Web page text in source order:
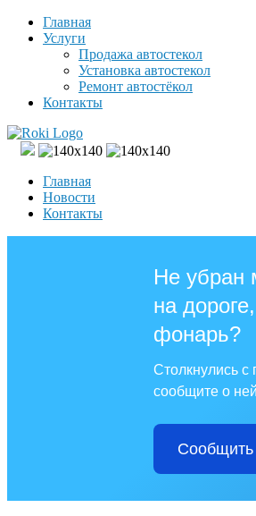
Главная
Услуги
Продажа автостекол
Установка автостекол
Ремонт автостёкол
Контакты
Главная
Новости
Контакты
Не убран
на
фонарь?
Столкнулись
сообщите о